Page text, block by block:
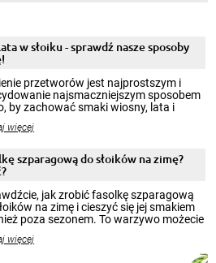
w słoiku - sprawdź nasze sposoby
przetworów jest najprostszym i
najsmaczniejszym sposobem
by zachować smaki wiosny, lata i
by cieszyć nimi oko w sezonie
poczuć atmosferę cieplejszych
Przygotowanie słoików ze
które pozwolą zachować świeżość
więcej
szparagową do słoików na zimę?
jak zrobić fasolkę szparagową
na zimę i cieszyć się jej smakiem
poza sezonem. To warzywo możecie
propozycje!
więcej